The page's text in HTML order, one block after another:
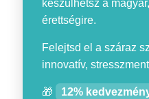
készülhetsz a
érettségire.
Felejtsd el a száraz
innovatív,
🎁 12%